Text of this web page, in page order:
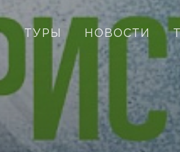
ТУРЫ НОВОСТИ